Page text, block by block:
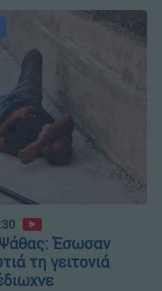
Ψάθας: Έσωσαν
τη γειτονιά